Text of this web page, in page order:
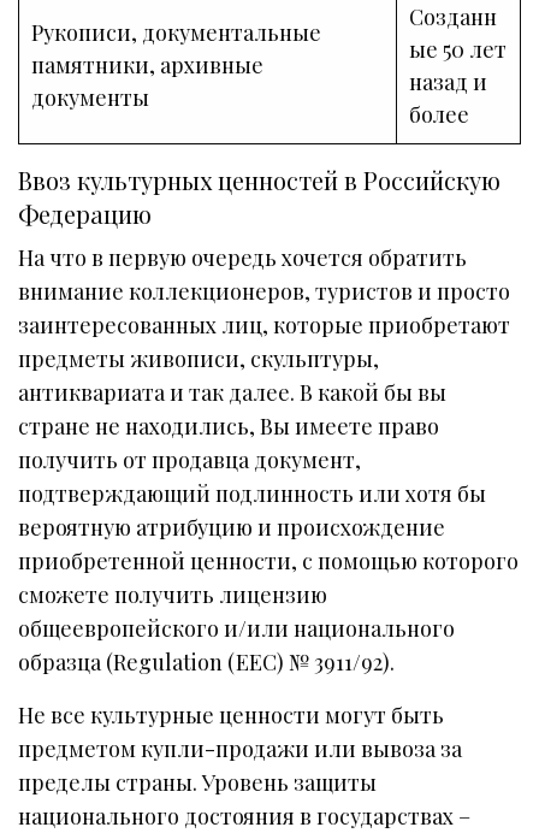
Рукописи, документальные
памятники, архивные
документы
Созданн
ые 50 лет
назад и
более
Ввоз культурных ценностей в Российскую
Федерацию
На что в первую очередь хочется обратить
внимание коллекционеров, туристов и просто
заинтересованных лиц, которые приобретают
предметы живописи, скульптуры,
антиквариата и так далее. В какой бы вы
стране не находились, Вы имеете право
получить от продавца документ,
подтверждающий подлинность или хотя бы
вероятную атрибуцию и происхождение
приобретенной ценности, с помощью которого
сможете получить лицензию
общеевропейского и/или национального
образца (Regulation (EEC) № 3911/92).
Не все культурные ценности могут быть
предметом купли-продажи или вывоза за
пределы страны. Уровень защиты
национального достояния в государствах –